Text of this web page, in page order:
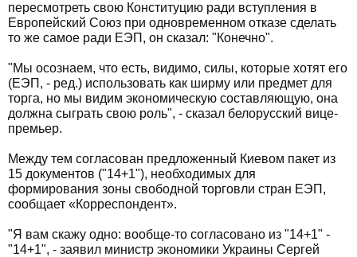
пересмотреть свою Конституцию ради вступления в
Европейский Союз при одновременном отказе сделать
то же самое ради ЕЭП, он сказал: "Конечно".
"Мы осознаем, что есть, видимо, силы, которые хотят его
(ЕЭП, - ред.) использовать как ширму или предмет для
торга, но мы видим экономическую составляющую, она
должна сыграть свою роль", - сказал белорусский вице-
премьер.
Между тем согласован предложенный Киевом пакет из
15 документов ("14+1"), необходимых для
формирования зоны свободной торговли стран ЕЭП,
сообщает «Корреспондент».
"Я вам скажу одно: вообще-то согласовано из "14+1" -
"14+1", - заявил министр экономики Украины Сергей